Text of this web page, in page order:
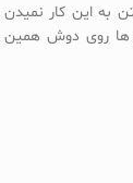
به این کار نمیدن
ها روی دوش همین